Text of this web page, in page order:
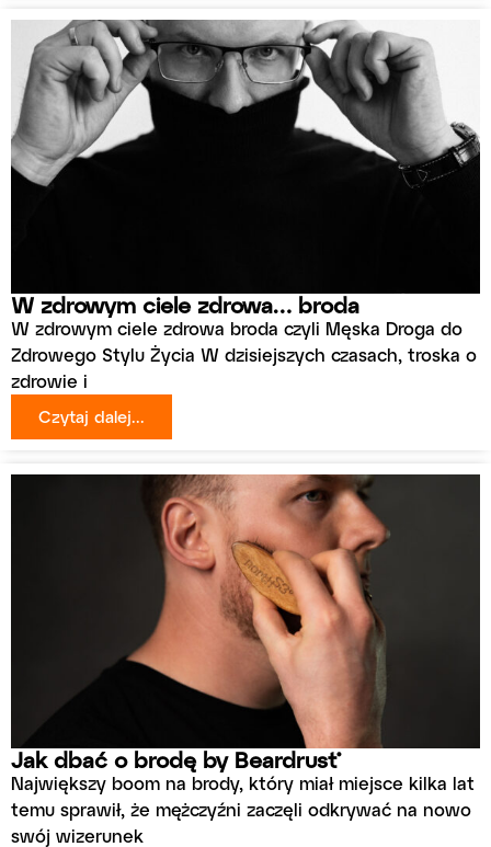
W zdrowym ciele zdrowa… broda
W zdrowym ciele zdrowa broda czyli Męska Droga do
Zdrowego Stylu Życia W dzisiejszych czasach, troska o
zdrowie i
Czytaj dalej...
Jak dbać o brodę by Beardrust®
Największy boom na brody, który miał miejsce kilka lat
temu sprawił, że mężczyźni zaczęli odkrywać na nowo
swój wizerunek